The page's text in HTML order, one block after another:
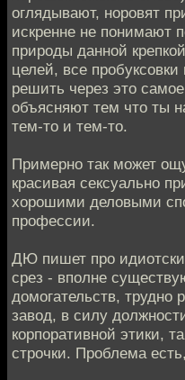
оглядывают, норовят
искренне не понимают
природы данной
целей, все
решить через это
объясняют тем что ты
тем-то и тем-то.
Примерно так может
красивая сексуально
хорошими деловыми
профессии.
ДЮ пишет про
срез - вполне
домогательств,
завод, в силу
корпоративной этики,
строчки. Проблема